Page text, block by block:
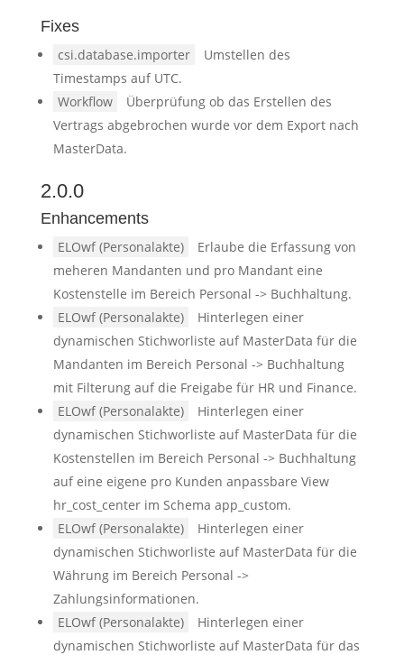
Fixes
csi.database.importer
Umstellen des
Timestamps auf UTC.
Workflow
Überprüfung ob das Erstellen des
Vertrags abgebrochen wurde vor dem Export nach
MasterData.
2.0.0
Enhancements
ELOwf (Personalakte)
Erlaube die Erfassung von
meheren Mandanten und pro Mandant eine
Kostenstelle im Bereich Personal -> Buchhaltung.
ELOwf (Personalakte)
Hinterlegen einer
dynamischen Stichworliste auf MasterData für die
Mandanten im Bereich Personal -> Buchhaltung
mit Filterung auf die Freigabe für HR und Finance.
ELOwf (Personalakte)
Hinterlegen einer
dynamischen Stichworliste auf MasterData für die
Kostenstellen im Bereich Personal -> Buchhaltung
auf eine eigene pro Kunden anpassbare View
hr_cost_center im Schema app_custom.
ELOwf (Personalakte)
Hinterlegen einer
dynamischen Stichworliste auf MasterData für die
Währung im Bereich Personal ->
Zahlungsinformationen.
ELOwf (Personalakte)
Hinterlegen einer
dynamischen Stichworliste auf MasterData für das